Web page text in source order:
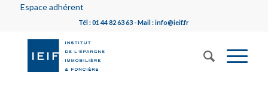
Espace adhérent
Tél : 01 44 82 63 63 - Mail : info@ieif.fr